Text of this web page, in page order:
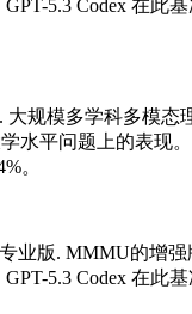
GPT-5.3 Codex 在此
. 大规模多学科多模态
水平问题上的表现。
。
业版. MMMU的增强
GPT-5.3 Codex 在此